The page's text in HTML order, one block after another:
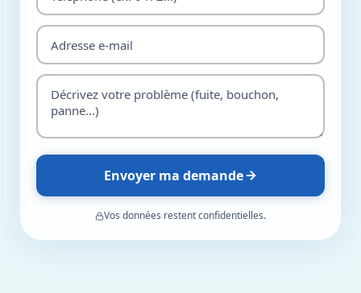
Envoyer ma demande
Vos données restent confidentielles.